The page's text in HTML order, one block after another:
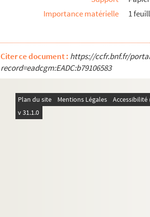
Ms A 235. Cahier de brouillon de lettres de
Ms A 321. Catalogue des livres les meilleurs
Ms C 76. Exposition d'une méthode d'écrire
Ms B 85. Ouvrage généralement approuvé
Importance matérielle
1
Citer ce document : https://ccfr.bnf.fr/
record=eadcgm:EADC:b79106583
Plan du site Mentions Légales
v 31.1.0